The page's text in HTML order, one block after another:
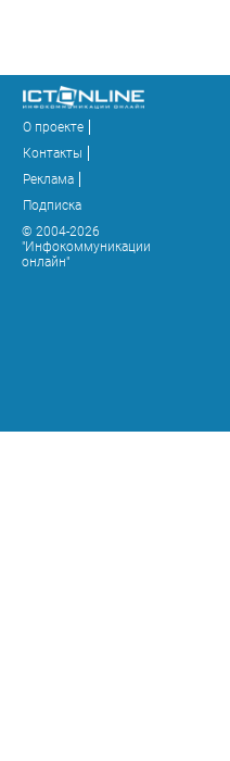
О проекте
Контакты
Реклама
Подписка
© 2004-2026
"Инфокоммуникации
онлайн"